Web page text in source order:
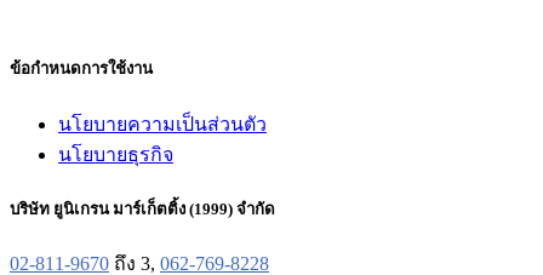
ข้อกำหนดการใช้งาน
นโยบายความเป็นส่วนตัว
นโยบายธุรกิจ
บริษัท ยูนิเกรน มาร์เก็ตติ้ง (1999) จำกัด
02-811-9670 ถึง 3, 062-769-8228